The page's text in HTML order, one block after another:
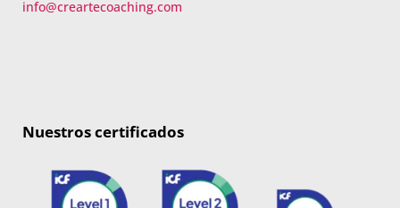
info@creartecoaching.com
Nuestros certificados